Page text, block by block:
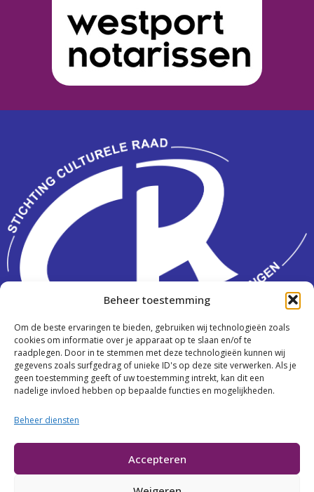
Beheer toestemming
Om de beste ervaringen te bieden, gebruiken wij technologieën zoals
cookies om informatie over je apparaat op te slaan en/of te
raadplegen. Door in te stemmen met deze technologieën kunnen wij
gegevens zoals surfgedrag of unieke ID's op deze site verwerken. Als je
geen toestemming geeft of uw toestemming intrekt, kan dit een
nadelige invloed hebben op bepaalde functies en mogelijkheden.
Beheer diensten
Accepteren
Activiteiten
Over ons
Contact